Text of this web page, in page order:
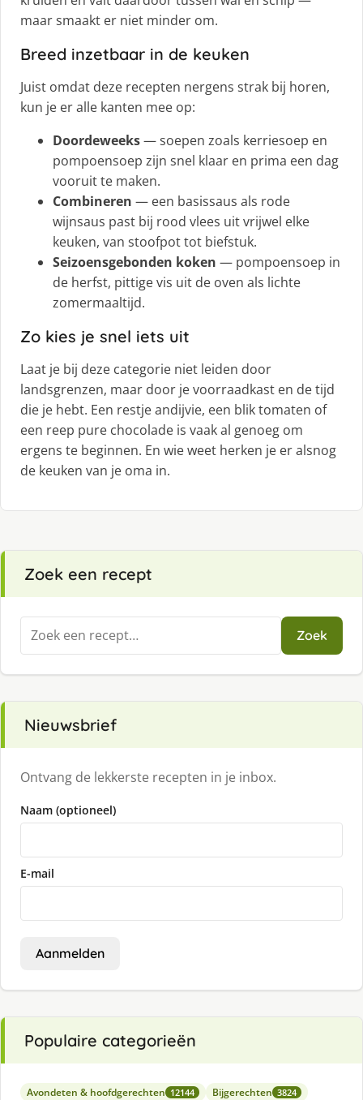
maar smaakt er niet minder om.
Breed inzetbaar in de keuken
Juist omdat deze recepten nergens strak bij horen,
kun je er alle kanten mee op:
Doordeweeks— soepen zoals kerriesoep en
pompoensoep zijn snel klaar en prima een dag
vooruit te maken.
Combineren — een basissaus als rode
wijnsaus past bij rood vlees uit vrijwel elke
keuken, van stoofpot tot biefstuk.
Seizoensgebonden koken — pompoensoep in
de herfst, pittige vis uit de oven als lichte
zomermaaltijd.
Zo kies je snel iets uit
Laat je bij deze categorie niet leiden door
landsgrenzen, maar door je voorraadkast en de tijd
die je hebt. Een restje andijvie, een blik tomaten of
een reep pure chocolade is vaak al genoeg om
ergens te beginnen. En wie weet herken je er alsnog
de keuken van je oma in.
Zoek een recept
Zoeken
naar:
Zoek
Nieuwsbrief
Ontvang de lekkerste recepten in je inbox.
Naam (optioneel)
E-mail
Aanmelden
Populaire categorieën
Avondeten & hoofdgerechten 12144 Bijgerechten 3824